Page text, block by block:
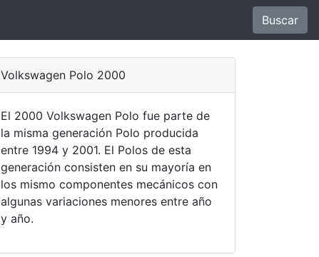
Buscar
Volkswagen Polo 2000
El 2000 Volkswagen Polo fue parte de
la misma generación Polo producida
entre 1994 y 2001. El Polos de esta
generación consisten en su mayoría en
los mismo componentes mecánicos con
algunas variaciones menores entre año
y año.